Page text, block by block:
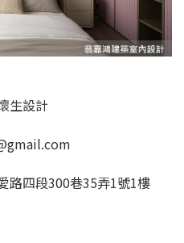
生設計
路四段300巷35弄1號1樓